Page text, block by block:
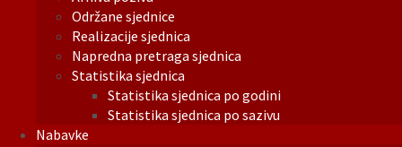
Održane sjednice
Realizacije sjednica
Napredna pretraga sjednica
Statistika sjednica
Statistika sjednica po godini
Statistika sjednica po sazivu
Nabavke